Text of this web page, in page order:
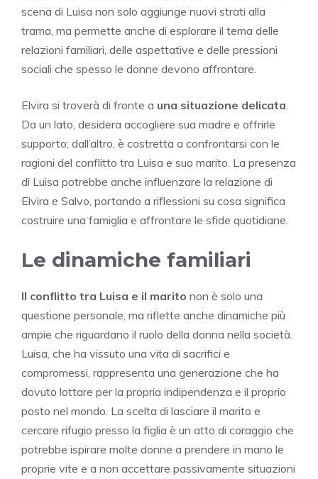
scena di Luisa non solo aggiunge nuovi strati alla
trama, ma permette anche di esplorare il tema delle
relazioni familiari, delle aspettative e delle pressioni
sociali che spesso le donne devono affrontare.
Elvira si troverà di fronte a una situazione delicata
Da un lato, desidera accogliere sua madre e offrirle
supporto; dall’altro, è costretta a confrontarsi con le
ragioni del conflitto tra Luisa e suo marito. La presenza
di Luisa potrebbe anche influenzare la relazione di
Elvira e Salvo, portando a riflessioni su cosa significa
costruire una famiglia e affrontare le sfide quotidiane.
Le dinamiche familiari
Il conflitto tra Luisa e il marito non è solo una
questione personale, ma riflette anche dinamiche più
ampie che riguardano il ruolo della donna nella società.
Luisa, che ha vissuto una vita di sacrifici e
compromessi, rappresenta una generazione che ha
dovuto lottare per la propria indipendenza e il proprio
posto nel mondo. La scelta di lasciare il marito e
cercare rifugio presso la figlia è un atto di coraggio che
potrebbe ispirare molte donne a prendere in mano le
proprie vite e a non accettare passivamente situazioni